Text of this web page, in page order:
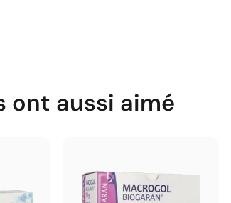
ont aussi aimé